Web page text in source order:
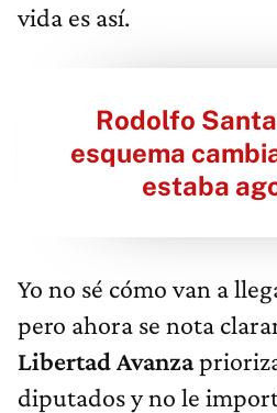
vida es así.
Rodolfo
esquema
estaba
Yo no sé cómo van a
pero ahora se nota
Libertad Avanza
diputados y no le